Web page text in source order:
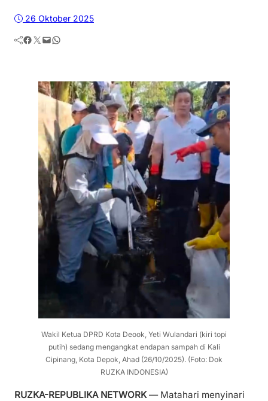
26 Oktober 2025
Facebook Twitter Mail WhatsApp
Wakil Ketua DPRD Kota Deook, Yeti Wulandari (kiri topi
putih) sedang mengangkat endapan sampah di Kali
Cipinang, Kota Depok, Ahad (26/10/2025). (Foto: Dok
RUZKA INDONESIA)
RUZKA-REPUBLIKA NETWORK— Matahari menyinari